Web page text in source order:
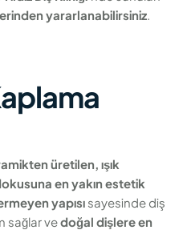
yararlanabilirsiniz.
üretilen, ışık
en yakın estetik
yapısı sayesinde diş
sağlar vedoğal dişlere en